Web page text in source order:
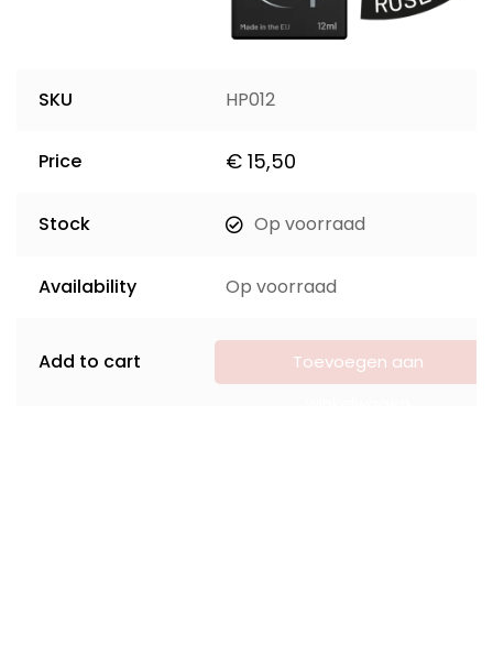
SKU HP012
Price € 15,50
Stock Op voorraad
Availability Op voorraad
Add to cart
Toevoegen aan